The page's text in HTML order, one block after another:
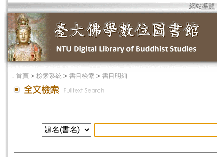
網站導覽
． 首頁 > 檢索系統 > 書目檢索 > 書目明細